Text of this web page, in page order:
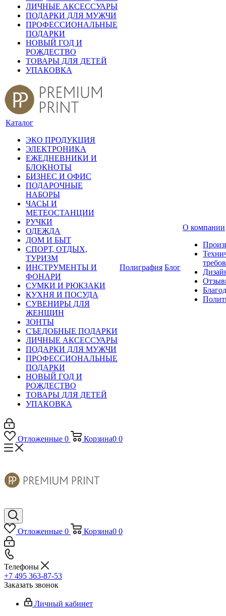
ЛИЧНЫЕ АКСЕССУАРЫ
ПОДАРКИ ДЛЯ МУЖЧИ
ПРОФЕССИОНАЛЬНЫЕ
ПОДАРКИ
НОВЫЙ ГОД И
РОЖДЕСТВО
ТОВАРЫ ДЛЯ ДЕТЕЙ
УПАКОВКА
Каталог
ЭКО ПРОДУКЦИЯ
ЭЛЕКТРОНИКА
ЕЖЕДНЕВНИКИ И
БЛОКНОТЫ
БИЗНЕС И ОФИС
ПОДАРОЧНЫЕ
НАБОРЫ
ЧАСЫ И
МЕТЕОСТАНЦИИ
РУЧКИ
ОДЕЖДА
ДОМ И БЫТ
СПОРТ, ОТДЫХ,
ТУРИЗМ
ИНСТРУМЕНТЫ И
ФОНАРИ
СУМКИ И РЮКЗАКИ
КУХНЯ И ПОСУДА
СУВЕНИРЫ ДЛЯ
ЖЕНЩИН
ЗОНТЫ
СЪЕДОБНЫЕ ПОДАРКИ
ЛИЧНЫЕ АКСЕССУАРЫ
ПОДАРКИ ДЛЯ МУЖЧИ
ПРОФЕССИОНАЛЬНЫЕ
ПОДАРКИ
НОВЫЙ ГОД И
РОЖДЕСТВО
ТОВАРЫ ДЛЯ ДЕТЕЙ
УПАКОВКА
Полиграфия Блог
О компании
Отложенные 0 Корзина0 0
Отложенные 0 Корзина0 0
Телефоны
+7 495 363-87-53
Заказать звонок
Личный кабинет